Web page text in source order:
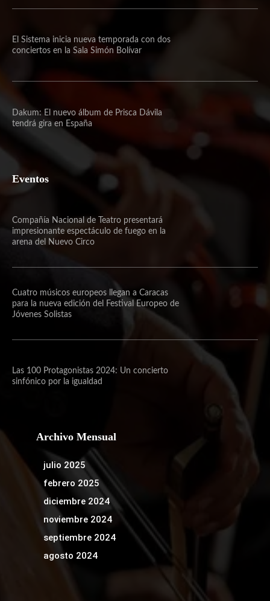
El Sistema inicia nueva temporada con dos
conciertos en la Sala Simón Bolívar
Dakum: El nuevo álbum de Prisca Dávila
tendrá gira en España
Eventos
Compañía Nacional de Teatro presentará
impresionante espectáculo de fuego en la
arena del Nuevo Circo
Cuatro músicos europeos llegan a Caracas
para la nueva edición del Festival Europeo de
Jóvenes Solistas
Las 100 Protagonistas 2024: Un concierto
sinfónico por la igualdad
Archivo Mensual
julio 2025
febrero 2025
diciembre 2024
noviembre 2024
septiembre 2024
agosto 2024